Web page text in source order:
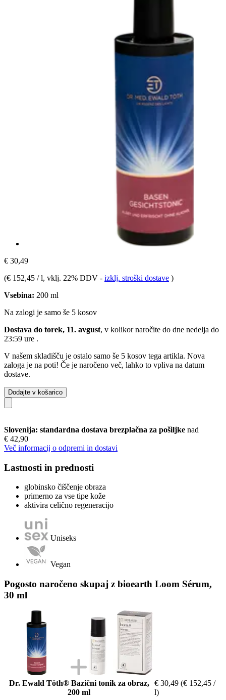
€ 30,49
(€ 152,45 / l, vklj. 22% DDV - izklj. stroški dostave )
Vsebina: 200 ml
Na zalogi je samo še 5 kosov
Dostava do torek, 11. avgust, v kolikor naročite do dne nedelja do
23:59 ure .
V našem skladišču je ostalo samo še 5 kosov tega artikla. Nova
zaloga je na poti! Če je naročeno več, lahko to vpliva na datum
dostave.
Dodajte v košarico
Slovenija: standardna dostava brezplačna za pošiljke nad
€ 42,90
Več informacij o odpremi in dostavi
Lastnosti in prednosti
globinsko čiščenje obraza
primerno za vse tipe kože
aktivira celično regeneracijo
Uniseks
Vegan
Pogosto naročeno skupaj z bioearth Loom Sérum,
30 ml
Dr. Ewald Töth® Bazični tonik za obraz,
200 ml
€ 30,49 (€ 152,45 /
l)